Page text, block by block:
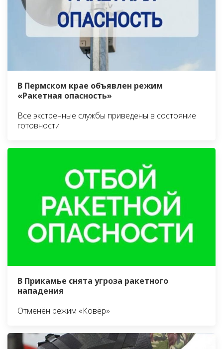
В Пермском крае объявлен режим
«Ракетная опасность»
Все экстренные службы приведены в состояние
готовности
В Прикамье снята угроза ракетного
нападения
Отменён режим «Ковёр»